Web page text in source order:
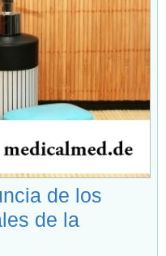
de los
de la